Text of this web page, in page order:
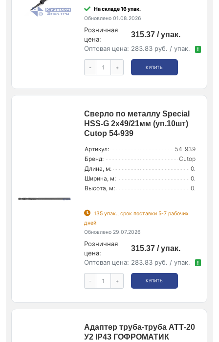
На складе 16 упак.
Обновлено 01.08.2026
Розничная
цена:
315.37 / упак.
Оптовая цена: 283.83 руб. / упак. !
- + КУПИТЬ
Сверло по металлу Special
HSS-G 2х49/21мм (уп.10шт)
Cutop 54-939
Артикул:
54-939
Бренд:
Cutop
Длина, м:
0.
Ширина, м:
0.
Высота, м:
0.
135 упак., срок поставки 5-7 рабочих
дней
Обновлено 29.07.2026
Розничная
цена:
315.37 / упак.
Оптовая цена: 283.83 руб. / упак. !
- + КУПИТЬ
Адаптер труба-труба АТТ-20
У2 IP43 ГОФРОМАТИК